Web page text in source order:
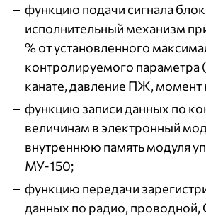
функцию подачи сигнала
исполнительный механизм
% от установленного
контролируемого параметра
канате, давление ПЖ, момент
функцию записи данных по
величинам в электронный
внутреннюю память модуля
МУ-150;
функцию передачи
данных по радио, проводной,